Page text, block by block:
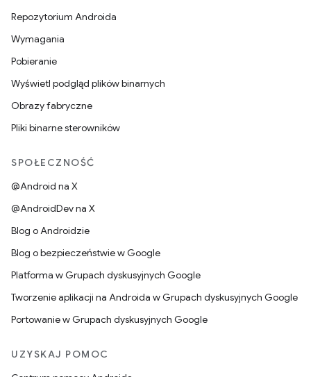
Repozytorium Androida
Wymagania
Pobieranie
Wyświetl podgląd plików binarnych
Obrazy fabryczne
Pliki binarne sterowników
SPOŁECZNOŚĆ
@Android na X
@AndroidDev na X
Blog o Androidzie
Blog o bezpieczeństwie w Google
Platforma w Grupach dyskusyjnych Google
Tworzenie aplikacji na Androida w Grupach dyskusyjnych Google
Portowanie w Grupach dyskusyjnych Google
UZYSKAJ POMOC